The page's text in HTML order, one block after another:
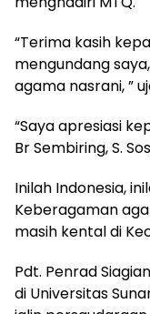
“Terima kasih
mengundang
agama nasrani, ”
“Saya apresiasi
Br Sembiring, S.
Inilah Indonesia,
Keberagaman
masih kental di
Pdt. Penrad
di Universitas